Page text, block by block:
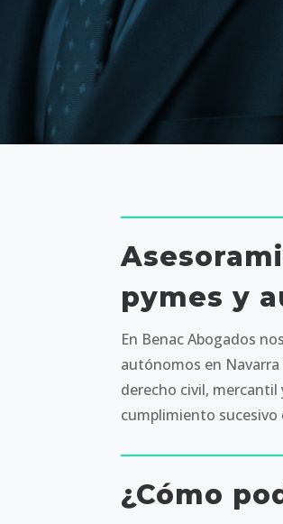
pymes y
En Benac Abogados
autónomos en
derecho civil, mercantil
cumplimiento sucesivo
¿Cómo